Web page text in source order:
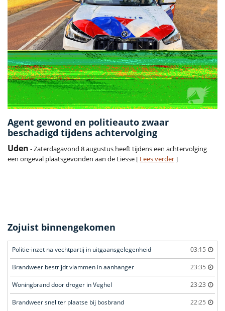
Agent gewond en politieauto zwaar
beschadigd tijdens achtervolging
Uden - Zaterdagavond 8 augustus heeft tijdens een achtervolging
een ongeval plaatsgevonden aan de Liesse [ Lees verder]
Zojuist binnengekomen
Politie-inzet na vechtpartij in uitgaansgelegenheid 03:15
Brandweer bestrijdt vlammen in aanhanger 23:35
Woningbrand door droger in Veghel 23:23
Brandweer snel ter plaatse bij bosbrand 22:25